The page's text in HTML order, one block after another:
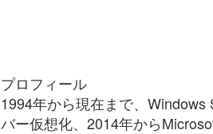
プロフィール
1994年から現在まで、
バー仮想化、2014年から